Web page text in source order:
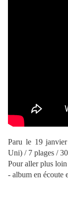
Paru le 19
Uni) / 7 plages /
Pour aller plus loin
- album en écoute